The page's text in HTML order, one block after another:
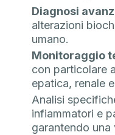
Diagnosi
alterazioni
umano.
Monitoraggio
con particolare
epatica, renale
Analisi
infiammatori e
garantendo